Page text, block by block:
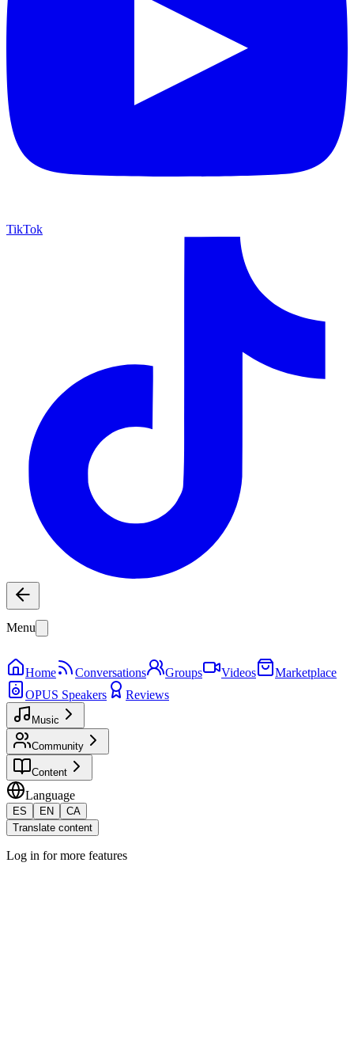
TikTok
Menu
Home Conversations Groups Videos
Marketplace
OPUS Speakers
Reviews
Music
Community
Content
Language
ES EN
CA
Translate content
Log in for more features